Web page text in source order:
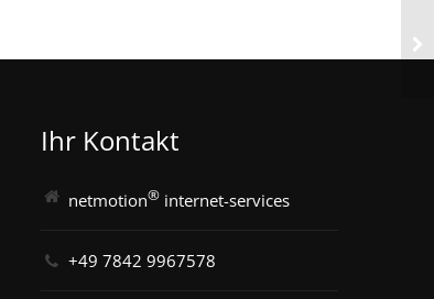
Ihr Kontakt
netmotion® internet-services
+49 7842 9967578